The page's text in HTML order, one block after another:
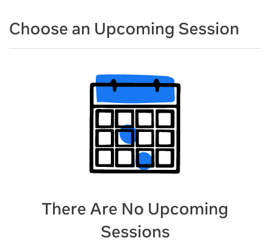
Choose an Upcoming Session
There Are No Upcoming
Sessions